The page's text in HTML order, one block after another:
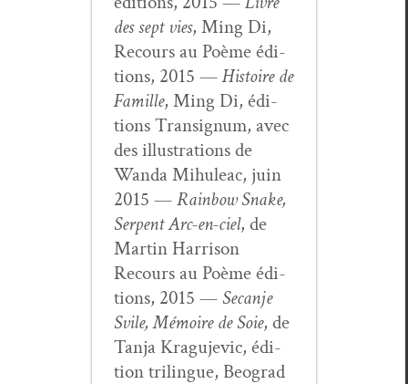
des sept vies, Ming Di,
Recours au Poème édi­
tions, 2015 —His­toire de
Famille, Ming Di, édi­
tions Tran­signum, avec
des illus­tra­tions de
Wan­da Mihuleac, juin
2015 —Rain­bow Snake,
Ser­pent Arc-en-ciel, de
Mar­tin Har­ri­son
Recours au Poème édi­
tions, 2015 — Secan­je
Svile, Mémoire de Soie, de
Tan­ja Kragu­je­vic, édi­
tion trilingue, Beograd